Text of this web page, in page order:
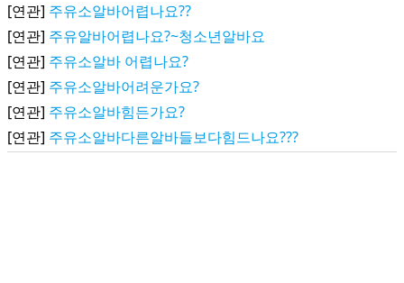
[연관] 주유소알바어렵나요??
[연관] 주유알바어렵나요?~청소년알바요
[연관] 주유소알바 어렵나요?
[연관] 주유소알바어려운가요?
[연관] 주유소알바힘든가요?
[연관] 주유소알바다른알바들보다힘드나요???